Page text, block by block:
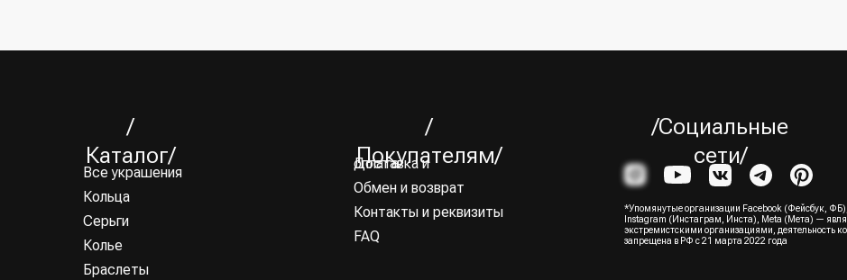
/
Каталог/
/
Покупателям/
/Социальные
сети/
Все украшения
Доставка и оплата
Кольца
Обмен и возврат
Серьги
Контакты и реквизиты
*Упомянутые организации Facebook (Фейсбук, ФБ),
Instagram (Инстаграм, Инста), Meta (Мета) —
экстремистскими организациями, деятельность
запрещена в РФ с 21 марта 2022 года
Колье
FAQ
Браслеты